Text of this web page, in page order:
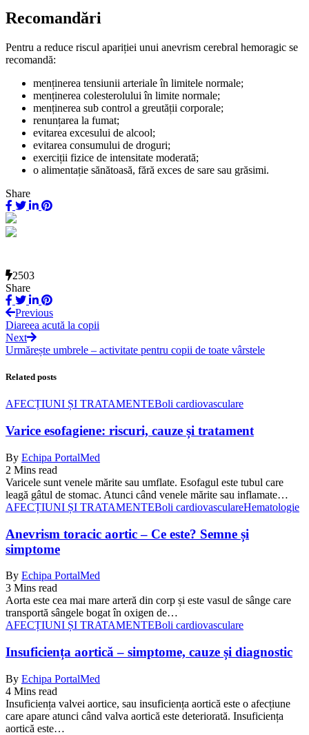
Recomandări
Pentru a reduce riscul apariției unui anevrism cerebral hemoragic se
recomandă:
menținerea tensiunii arteriale în limitele normale;
menținerea colesterolului în limite normale;
menținerea sub control a greutății corporale;
renunțarea la fumat;
evitarea excesului de alcool;
evitarea consumului de droguri;
exerciții fizice de intensitate moderată;
o alimentație sănătoasă, fără exces de sare sau grăsimi.
Share
2503
Share
Previous
Diareea acută la copii
Next
Urmărește umbrele – activitate pentru copii de toate vârstele
Related posts
AFECȚIUNI ȘI TRATAMENTEBoli cardiovasculare
Varice esofagiene: riscuri, cauze și tratament
By Echipa PortalMed
2 Mins read
Varicele sunt venele mărite sau umflate. Esofagul este tubul care
leagă gâtul de stomac. Atunci când venele mărite sau inflamate…
AFECȚIUNI ȘI TRATAMENTEBoli cardiovasculareHematologie
Anevrism toracic aortic – Ce este? Semne și
simptome
By Echipa PortalMed
3 Mins read
Aorta este cea mai mare arteră din corp și este vasul de sânge care
transportă sângele bogat în oxigen de…
AFECȚIUNI ȘI TRATAMENTEBoli cardiovasculare
Insuficiența aortică – simptome, cauze și diagnostic
By Echipa PortalMed
4 Mins read
Insuficiența valvei aortice, sau insuficiența aortică este o afecțiune
care apare atunci când valva aortică este deteriorată. Insuficiența
aortică este…